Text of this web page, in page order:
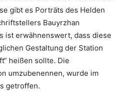
gibt es Porträts des Helden
Bauyrzhan
ist erwähnenswert, dass diese
Gestaltung der Station
heißen sollte. Die
umzubenennen, wurde im
getroffen.